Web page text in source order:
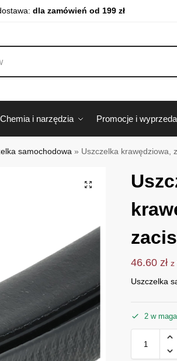
dla zamówień od 199 zł
Chemia i narzędzia Promocje i
samochodowa » Uszczelka krawędziowa,
46.60 zł z
Uszczelka
2 w